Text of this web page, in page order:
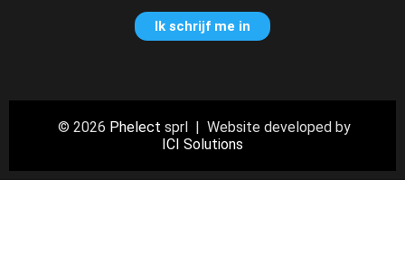
© 2026 Phelect sprl | Website developed by
ICI Solutions